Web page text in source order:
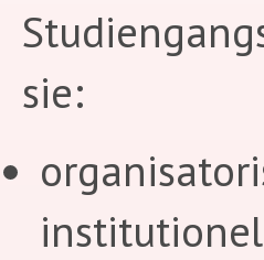
sie: